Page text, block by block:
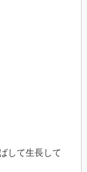
して生長して